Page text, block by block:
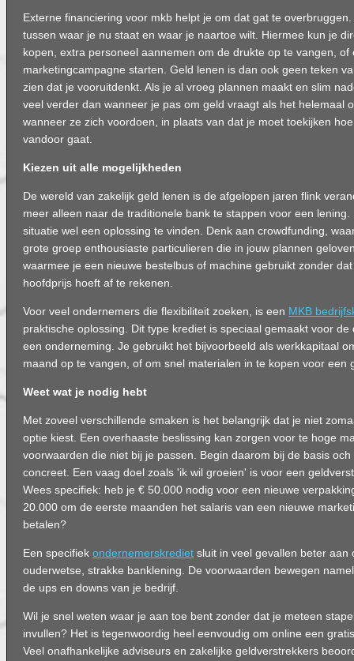
Externe financiering voor mkb helpt je om dat gat te
tussen waar je nu staat en waar je naartoe wilt. Hiermee kun je
kopen, extra personeel aannemen om de drukte op te vangen, of
marketingcampagne starten. Geld lenen is dan ook geen teken
zien dat je vooruitdenkt. Als je al vroeg plannen maakt en slim
veel verder dan wanneer je pas om geld vraagt als het helemaal
wanneer ze zich voordoen, in plaats van dat je moet toekijken
vandoor gaat.
Kiezen uit alle mogelijkheden
De wereld van zakelijk geld lenen is de afgelopen jaren flink
meer alleen naar de traditionele bank te stappen voor een lening.
situatie wel een oplossing te vinden. Denk aan crowdfunding,
grote groep enthousiaste particulieren die in jouw plannen
waarmee je een nieuwe bestelbus of machine gebruikt zonder
hoofdprijs hoeft af te rekenen.
Voor veel ondernemers die flexibiliteit zoeken, is een MKB
praktische oplossing. Dit type krediet is speciaal gemaakt voor
een onderneming. Je gebruikt het bijvoorbeeld als werkkapitaal
maand op te vangen, of om snel materialen in te kopen voor een
Weet wat je nodig hebt
Met zoveel verschillende smaken is het belangrijk dat je niet
optie kiest. Een overhaaste beslissing kan zorgen voor te hoge
voorwaarden die niet bij je passen. Begin daarom bij de basis
concreet. Een vaag doel zoals 'ik wil groeien' is voor een
Wees specifiek: heb je € 50.000 nodig voor een nieuwe
20.000 om de eerste maanden het salaris van een nieuwe
betalen?
Een specifiek ondernemerskrediet sluit in veel gevallen beter aan
ouderwetse, strakke banklening. De voorwaarden bewegen
de ups en downs van je bedrijf.
Wil je snel weten waar je aan toe bent zonder dat je meteen
invullen? Het is tegenwoordig heel eenvoudig om online een
Veel onafhankelijke adviseurs en zakelijke geldverstrekkers